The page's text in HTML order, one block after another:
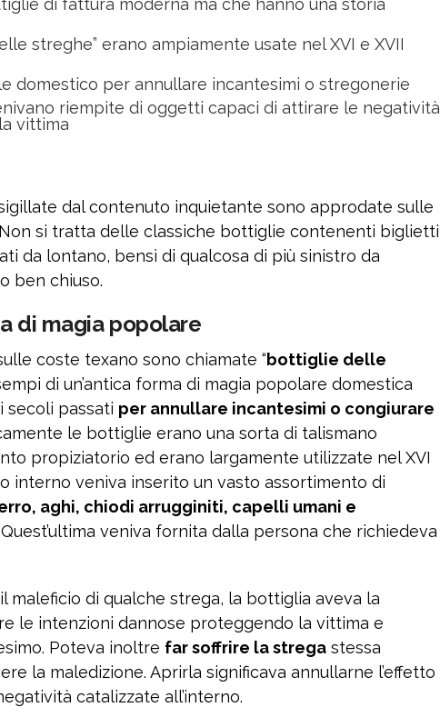
di fattura moderna ma che hanno una storia
streghe” erano ampiamente usate nel XVI e XVII
domestico per annullare incantesimi o stregonerie
riempite di oggetti capaci di attirare le negatività
vittima
dal contenuto inquietante sono approdate sulle
Non si tratta delle classiche bottiglie contenenti biglietti
da lontano, bensì di qualcosa di più sinistro da
ben chiuso.
di magia popolare
coste texano sono chiamate “bottiglie delle
di un’antica forma di magia popolare domestica
secoli passati per annullare incantesimi o congiurare
le bottiglie erano una sorta di talismano
propiziatorio ed erano largamente utilizzate nel XVI
interno veniva inserito un vasto assortimento di
aghi, chiodi arrugginiti, capelli umani e
Quest’ultima veniva fornita dalla persona che richiedeva
maleficio di qualche strega, la bottiglia aveva la
le intenzioni dannose proteggendo la vittima e
Poteva inoltre far soffrire la strega stessa
la maledizione. Aprirla significava annullarne l’effetto
catalizzate all’interno.